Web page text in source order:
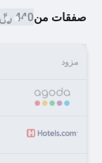
صفقات من440 ﷼
مزود